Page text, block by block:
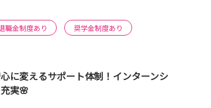
職金制度あり 奨学金制度あり
に変えるサポート体制！インターンシ
実🌸